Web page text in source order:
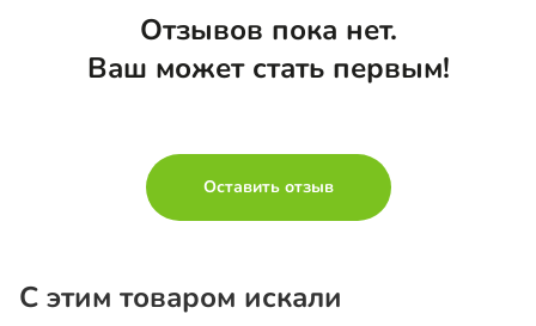
Отзывов пока нет.
Ваш может стать первым!
Оставить отзыв
С этим товаром искали